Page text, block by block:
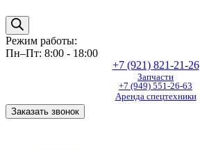
Режим работы:
Пн–Пт: 8:00 - 18:00
+7 (921) 821-21-26
Запчасти
+7 (949) 551-26-63
Аренда спецтехники
Заказать звонок